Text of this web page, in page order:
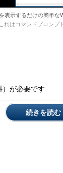
表示するだけの簡単な
れはコマンドプロンプ
」「$env:path」
」と指定する
が必要です
続きを読む